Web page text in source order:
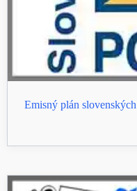
Emisný plán